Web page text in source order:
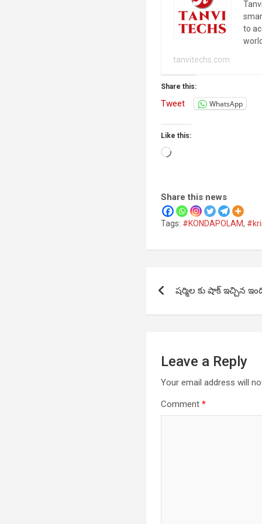
to
tanvitechs.com
Share this:
Tweet WhatsApp
Like this:
Loading…
Share this news
Tags: #KONDAPOLAM,
navigation
షర్మిల కు షాక్ ఇచ్చిన
Leave a Reply
Your email address will
Comment*